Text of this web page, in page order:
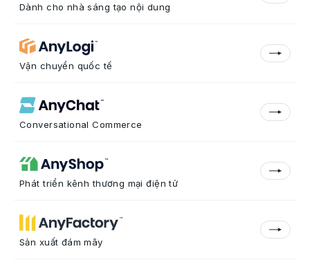
Dành cho nhà sáng tạo nội dung
Vận chuyển quốc tế
Conversational Commerce
Phát triển kênh thương mại điện tử
Sản xuất đám mây